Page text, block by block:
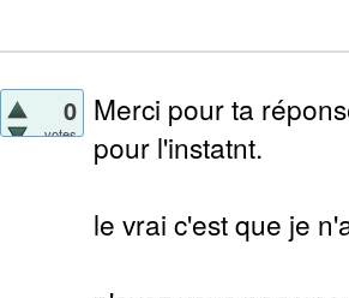
0
votes
Merci pour ta
pour l'instatnt.
le vrai c'est que je